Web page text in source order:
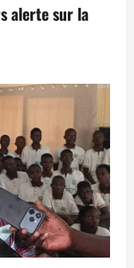
alerte sur la